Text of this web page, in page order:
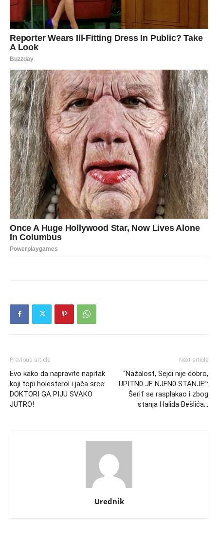
Previous article
Evo kako da napravite napitak
koji topi holesterol i jača srce:
DOKTORI GA PIJU SVAKO
JUTRO!
Next article
“Nažalost, Sejdi nije dobro,
UPITN0 JE NJEN0 STANJE”:
Šerif se rasplakao i zbog
stanja Halida Bešlića…
Urednik